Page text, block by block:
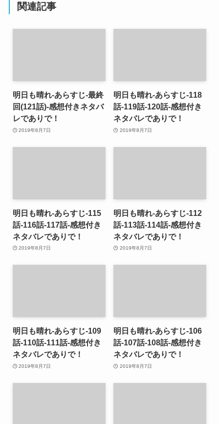
関連記事
明日も晴れ-あらすじ-最終
回(121話)-感想付きネタバ
レでありで！
2019年8月7日
明日も晴れ-あらすじ-118
話-119話-120話-感想付き
ネタバレでありで！
2019年8月7日
明日も晴れ-あらすじ-115
話-116話-117話-感想付き
ネタバレでありで！
2019年8月7日
明日も晴れ-あらすじ-112
話-113話-114話-感想付き
ネタバレでありで！
2019年8月7日
明日も晴れ-あらすじ-109
話-110話-111話-感想付き
ネタバレでありで！
2019年8月7日
明日も晴れ-あらすじ-106
話-107話-108話-感想付き
ネタバレでありで！
2019年8月7日